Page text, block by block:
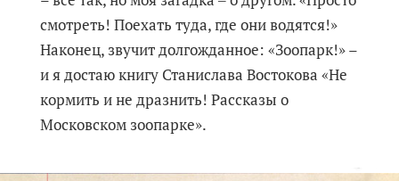
смотреть! Поехать туда, где они водятся!»
Наконец, звучит долгожданное: «Зоопарк!» –
и я достаю книгу Станислава Востокова «Не
кормить и не дразнить! Рассказы о
Московском зоопарке».